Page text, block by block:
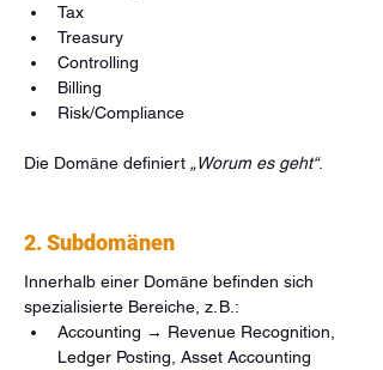
Tax
Treasury
Controlling
Billing
Risk/Compliance
Die Domäne definiert „Worum es geht“.
2. Subdomänen
Innerhalb einer Domäne befinden sich
spezialisierte Bereiche, z. B.:
Accounting → Revenue Recognition,
Ledger Posting, Asset Accounting